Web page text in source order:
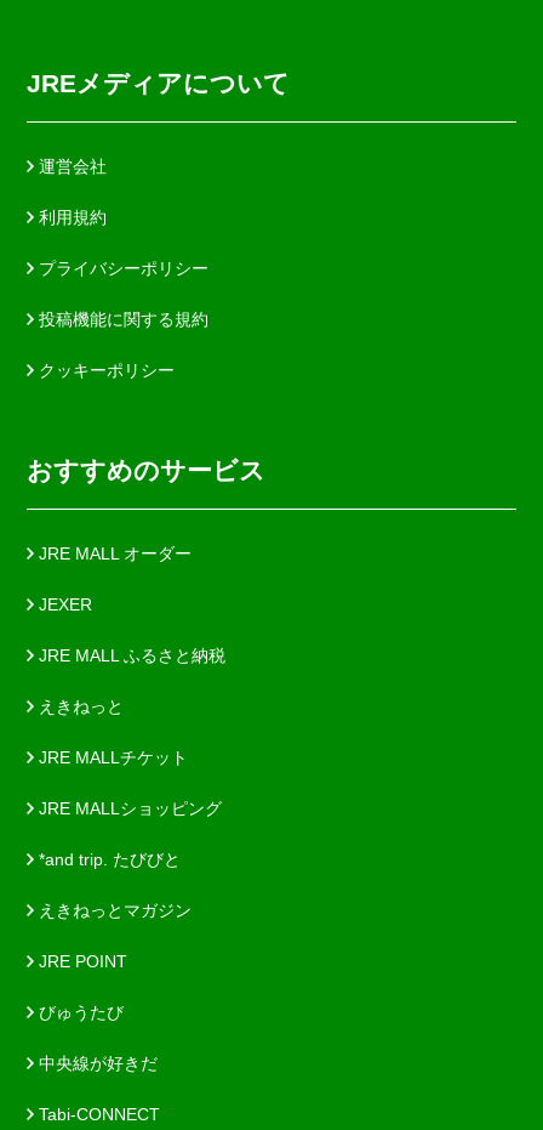
JREメディアについて
運営会社
利用規約
プライバシーポリシー
投稿機能に関する規約
クッキーポリシー
おすすめのサービス
JRE MALL オーダー
JEXER
JRE MALL ふるさと納税
えきねっと
JRE MALLチケット
JRE MALLショッピング
*and trip. たびびと
えきねっとマガジン
JRE POINT
びゅうたび
中央線が好きだ
Tabi-CONNECT